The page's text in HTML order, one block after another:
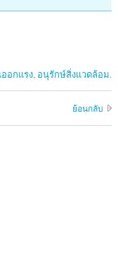
อกแรง, อนุรักษ์สิ่งแวดล้อม.
ย้อนกลับ